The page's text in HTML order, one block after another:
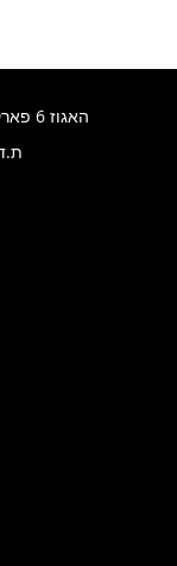
האגוז 6 פארק תעשיות חבל מודיעין (בתאום מראש)
ת.ד. 56055, תל